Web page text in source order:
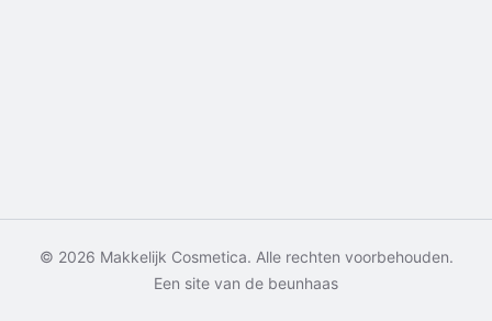
© 2026 Makkelijk Cosmetica. Alle rechten voorbehouden.
Een site van de beunhaas